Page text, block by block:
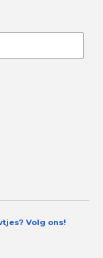
Volg ons!